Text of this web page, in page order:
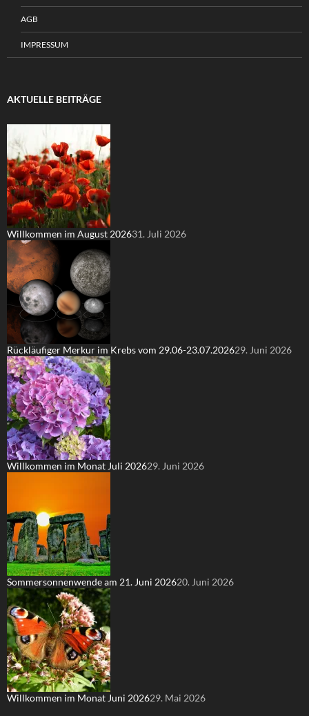
AGB
IMPRESSUM
AKTUELLE BEITRÄGE
Willkommen im August 202631. Juli 2026
Rückläufiger Merkur im Krebs vom 29.06-23.07.202629. Juni 2026
Willkommen im Monat Juli 202629. Juni 2026
Sommersonnenwende am 21. Juni 202620. Juni 2026
Willkommen im Monat Juni 202629. Mai 2026